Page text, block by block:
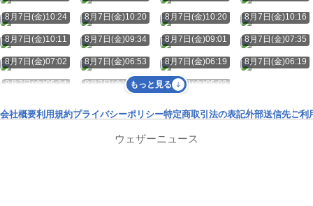
8月7日(金)10:24 8月7日(金)10:20 8月7日(金)10:20 8月7日(金)10:16
8月7日(金)10:11 8月7日(金)09:34 8月7日(金)09:01 8月7日(金)07:35
8月7日(金)07:02 8月7日(金)06:53 8月7日(金)06:19 8月7日(金)06:19
8月7日(金)05:24 8月7日(金)05:11 8月7日(金)05:02
もっと見る
会社概要利用規約プライバシーポリシー特定商取引法の表記外部送信先ご利
ウェザーニュース